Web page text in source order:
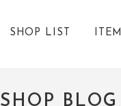
SHOP LIST ITEM
SHOP BLOG